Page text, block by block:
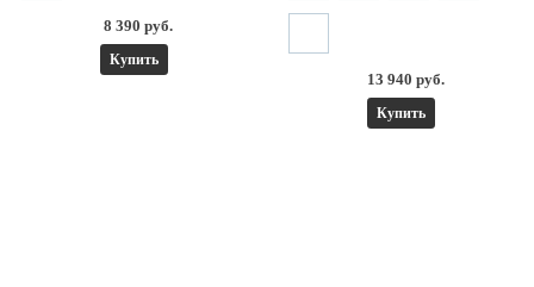
8 390 руб.
Купить
13 940 руб.
Купить